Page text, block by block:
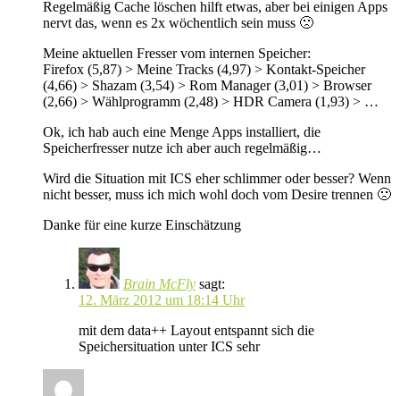
Regelmäßig Cache löschen hilft etwas, aber bei einigen Apps
nervt das, wenn es 2x wöchentlich sein muss 🙁
Meine aktuellen Fresser vom internen Speicher:
Firefox (5,87) > Meine Tracks (4,97) > Kontakt-Speicher
(4,66) > Shazam (3,54) > Rom Manager (3,01) > Browser
(2,66) > Wählprogramm (2,48) > HDR Camera (1,93) > …
Ok, ich hab auch eine Menge Apps installiert, die
Speicherfresser nutze ich aber auch regelmäßig…
Wird die Situation mit ICS eher schlimmer oder besser? Wenn
nicht besser, muss ich mich wohl doch vom Desire trennen 🙁
Danke für eine kurze Einschätzung
Brain McFly sagt:
12. März 2012 um 18:14 Uhr
mit dem data++ Layout entspannt sich die
Speichersituation unter ICS sehr